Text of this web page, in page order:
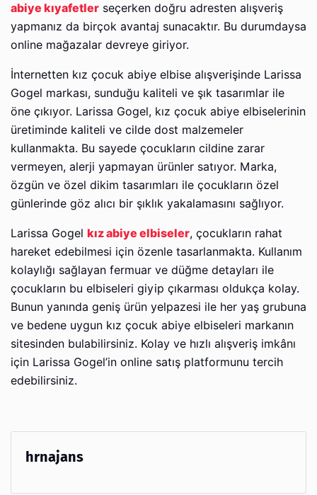
abiye kıyafetler seçerken doğru adresten alışveriş
yapmanız da birçok avantaj sunacaktır. Bu durumdaysa
online mağazalar devreye giriyor.
İnternetten kız çocuk abiye elbise alışverişinde Larissa
Gogel markası, sunduğu kaliteli ve şık tasarımlar ile
öne çıkıyor. Larissa Gogel, kız çocuk abiye elbiselerinin
üretiminde kaliteli ve cilde dost malzemeler
kullanmakta. Bu sayede çocukların cildine zarar
vermeyen, alerji yapmayan ürünler satıyor. Marka,
özgün ve özel dikim tasarımları ile çocukların özel
günlerinde göz alıcı bir şıklık yakalamasını sağlıyor.
Larissa Gogel kız abiye elbiseler, çocukların rahat
hareket edebilmesi için özenle tasarlanmakta. Kullanım
kolaylığı sağlayan fermuar ve düğme detayları ile
çocukların bu elbiseleri giyip çıkarması oldukça kolay.
Bunun yanında geniş ürün yelpazesi ile her yaş grubuna
ve bedene uygun kız çocuk abiye elbiseleri markanın
sitesinden bulabilirsiniz. Kolay ve hızlı alışveriş imkânı
için Larissa Gogel’in online satış platformunu tercih
edebilirsiniz.
hrnajans